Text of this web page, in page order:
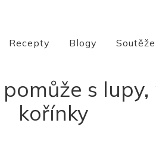
Recepty Blogy Soutěže
s
kořínky